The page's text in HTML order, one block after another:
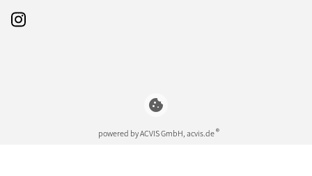
cookie
powered by ACVIS GmbH, acvis.de®